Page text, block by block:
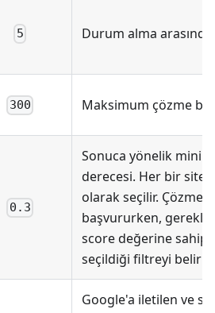
5 Durum alma
300 Maksimum çözme
0.3
Sonuca yönelik
derecesi. Her bir site
olarak seçilir. Çözme
başvururken, gerekli
score değerine sahip
seçildiği filtreyi
Google'a iletilen ve